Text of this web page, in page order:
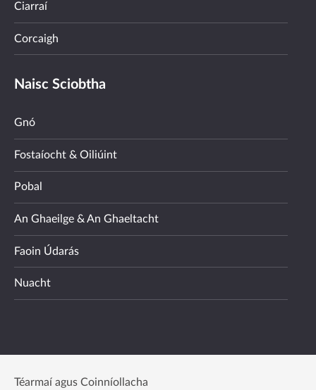
Ciarraí
Corcaigh
Naisc Sciobtha
Gnó
Fostaíocht & Oiliúint
Pobal
An Ghaeilge & An Ghaeltacht
Faoin Údarás
Nuacht
Téarmaí agus Coinníollacha